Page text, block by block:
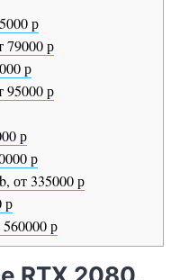
р
79000 р
р
95000 р
р
р
от 335000 р
р
р